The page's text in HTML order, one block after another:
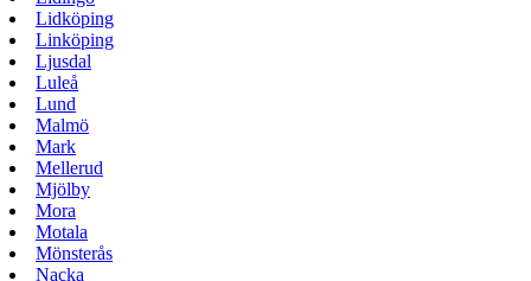
Lidköping
Linköping
Ljusdal
Luleå
Lund
Malmö
Mark
Mellerud
Mjölby
Mora
Motala
Mönsterås
Nacka